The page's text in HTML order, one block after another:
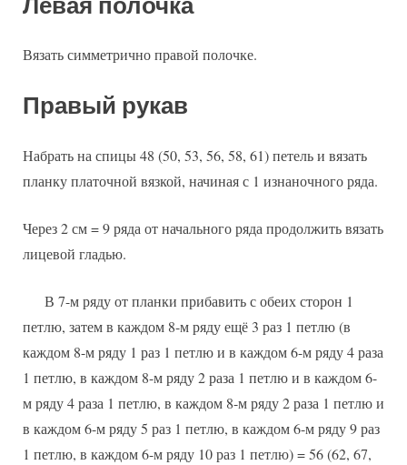
Левая полочка
Вязать симметрично правой полочке.
Правый рукав
Набрать на спицы 48 (50, 53, 56, 58, 61) петель и вязать
планку платочной вязкой, начиная с 1 изнаночного ряда.
Через 2 см = 9 ряда от начального ряда продолжить вязать
лицевой гладью.
В 7-м ряду от планки прибавить с обеих сторон 1
петлю, затем в каждом 8-м ряду ещё 3 раз 1 петлю (в
каждом 8-м ряду 1 раз 1 петлю и в каждом 6-м ряду 4 раза
1 петлю, в каждом 8-м ряду 2 раза 1 петлю и в каждом 6-
м ряду 4 раза 1 петлю, в каждом 8-м ряду 2 раза 1 петлю и
в каждом 6-м ряду 5 раз 1 петлю, в каждом 6-м ряду 9 раз
1 петлю, в каждом 6-м ряду 10 раз 1 петлю) = 56 (62, 67,